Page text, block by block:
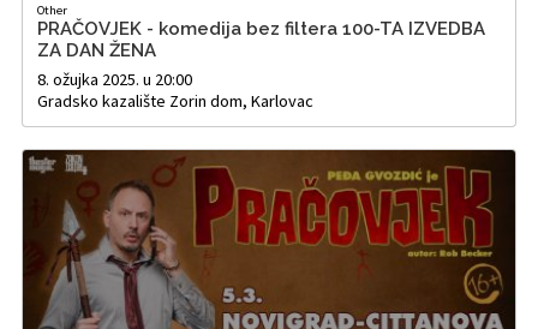
Other
PRAČOVJEK - komedija bez filtera 100-TA IZVEDBA
ZA DAN ŽENA
8. ožujka 2025. u 20:00
Gradsko kazalište Zorin dom, Karlovac